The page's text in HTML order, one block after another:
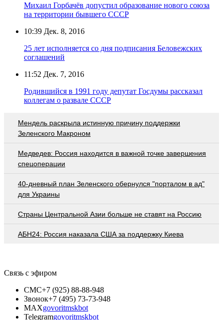
Михаил Горбачёв допустил образование нового союза
на территории бывшего СССР
10:39 Дек. 8, 2016
25 лет исполняется со дня подписания Беловежских
соглашений
11:52 Дек. 7, 2016
Родившийся в 1991 году депутат Госдумы рассказал
коллегам о развале СССР
Мендель раскрыла истинную причину поддержки
Зеленского Макроном
Медведев: Россия находится в важной точке завершения
спецоперации
40-дневный план Зеленского обернулся "порталом в ад"
для Украины
Страны Центральной Азии больше не ставят на Россию
АБН24: Россия наказала США за поддержку Киева
Связь с эфиром
СМС+7 (925) 88-88-948
Звонок+7 (495) 73-73-948
MAXgovoritmskbot
Telegramgovoritmskbot